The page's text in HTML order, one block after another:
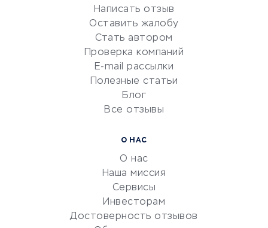
Репетиторство
Красота и здоровье
Сервисы по поиску работы
Сетевой маркетинг
УСЛУГИ ДЛЯ БИЗНЕСА
документооборот
Написать отзыв
Оставить жалобу
Стать автором
Проверка компаний
E-mail рассылки
Полезные статьи
Блог
Все отзывы
О НАС
О нас
Наша миссия
Сервисы
Инвесторам
Достоверность отзывов